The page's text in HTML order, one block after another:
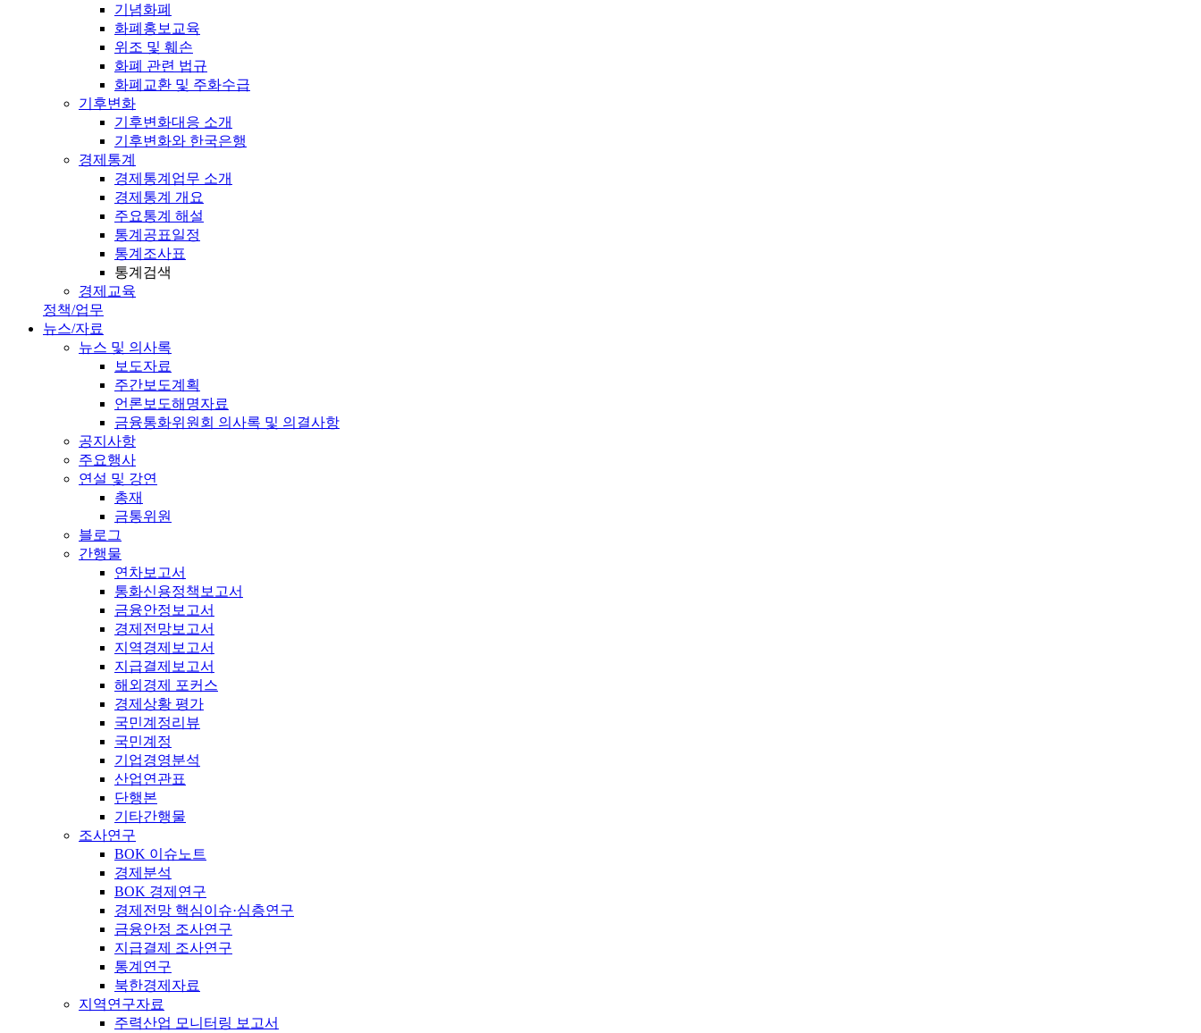
기념화폐
화폐홍보교육
위조 및 훼손
화폐 관련 법규
화폐교환 및 주화수급
기후변화
기후변화대응 소개
기후변화와 한국은행
경제통계
경제통계업무 소개
경제통계 개요
주요통계 해설
통계공표일정
통계조사표
통계검색
경제교육
정책/업무
뉴스/자료
뉴스 및 의사록
보도자료
주간보도계획
언론보도해명자료
금융통화위원회 의사록 및 의결사항
공지사항
주요행사
연설 및 강연
총재
금통위원
블로그
간행물
연차보고서
통화신용정책보고서
금융안정보고서
경제전망보고서
지역경제보고서
지급결제보고서
해외경제 포커스
경제상황 평가
국민계정리뷰
국민계정
기업경영분석
산업연관표
단행본
기타간행물
조사연구
BOK 이슈노트
경제분석
BOK 경제연구
경제전망 핵심이슈·심층연구
금융안정 조사연구
지급결제 조사연구
통계연구
북한경제자료
지역연구자료
주력산업 모니터링 보고서